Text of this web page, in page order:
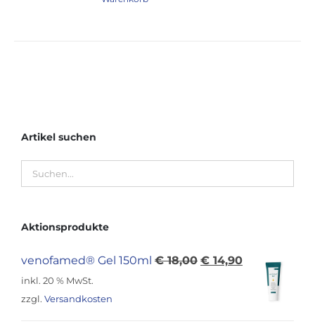
Artikel suchen
Aktionsprodukte
venofamed® Gel 150ml €18,00 Ursprünglicher
€ 14,90Aktueller
Preis
inkl. 20 % MwSt.
zzgl. Versandkosten